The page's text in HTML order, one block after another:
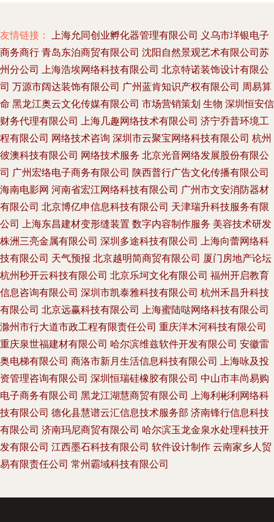
友情链接： 上海允同创业孵化器管理有限公司 义乌市垟银电子
商务商行 青岛东泊商贸有限公司 沈阳自然景观艺术有限公司苏
州分公司 上海浩埃网络科技有限公司 北京特诺装饰设计有限公
司 万源市阔达装饰有限公司 广州蓝肯知识产权有限公司 周易算
命 黑龙江奥云文化传媒有限公司 市场营销策划 生物 深圳恒安信
财务代理有限公司 上海几趣网络技术有限公司 济宁乔昔环境工
程有限公司 网络技术咨询 深圳市云聚宝网络科技有限公司 杭州
彼澳科技有限公司 网络技术服务 北京光音网络发展股份有限公
司 广州宏络电子商务有限公司 陕西普行广告文化传播有限公司
海南电影网 河南省宏江网络科技有限公司 广州市文安消防器材
有限公司 北京博亿申信息科技有限公司 天津瑞升科技服务有限
公司 上海东昌建材变形缝装置 数字内容制作服务 美容技术研发
株洲三亮金属有限公司 深圳多途科技有限公司 上海向蕾网络科
技有限公司 天气预报 北京越明简商贸有限公司 厦门房地产论坛
杭州秒开云科技有限公司 北京乐坷文化有限公司 福州开启教育
信息咨询有限公司 深圳市凯泰雅科技有限公司 杭州禾昌升科技
有限公司 北京远赢科技有限公司 上海蜜陆哒网络科技有限公司
滁州市行大道市政工程有限责任公司 重庆洋木河科技有限公司
重庆泉世福建材有限公司 哈尔滨维兹软件开发有限公司 安徽雷
奥电梯有限公司 商洛市新月生活信息科技有限公司 上海咏及投
资管理咨询有限公司 深圳恒瑞硅橡胶有限公司 中山市丰尚易购
电子商务有限公司 黑龙江湖慧商贸有限公司 上海利彬利网络科
技有限公司 德化县慧谱云汇信息技术服务部 济南锋行信息科技
有限公司 济南玛尼商贸有限公司 哈尔滨玉龙金泉水处理科技开
发有限公司 江西墨石科技有限公司 软件设计制作 云南家乡人贸
易有限责任公司 常州霸域科技有限公司